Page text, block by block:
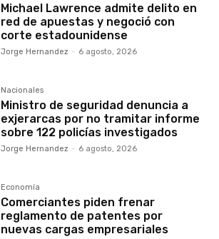
Michael Lawrence admite delito en
red de apuestas y negoció con
corte estadounidense
Jorge Hernandez - 6 agosto, 2026
Nacionales
Ministro de seguridad denuncia a
exjerarcas por no tramitar informe
sobre 122 policías investigados
Jorge Hernandez - 6 agosto, 2026
Economía
Comerciantes piden frenar
reglamento de patentes por
nuevas cargas empresariales